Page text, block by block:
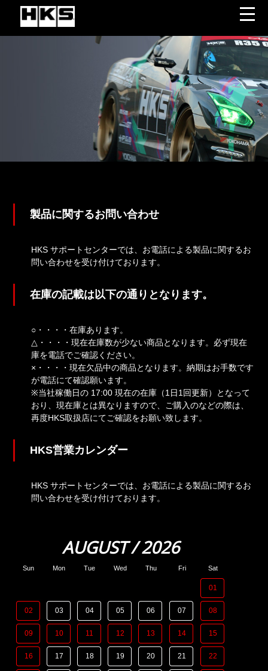
製品に関するお問い合わせ
HKS サポートセンターでは、お電話による製品に関するお
問い合わせを受け付けております。
在庫の記載は以下の通りとなります。
○・・・・在庫あります。
△・・・・現在在庫数が少ない商品となります。必ず現在
庫を電話でご確認ください。
×・・・・現在欠品中の商品となります。納期はお手数です
が電話にて確認願います。
※当社稼働日の 17:00 現在の在庫（1日1回更新）となって
おり、現在庫とは異なりますので、ご購入のなどの際は、
再度HKS取扱店にてご確認をお願い致します。
HKS営業カレンダー
HKS サポートセンターでは、お電話による製品に関するお
問い合わせを受け付けております。
AUGUST / 2026
Sun Mon Tue Wed Thu Fri Sat
01
02 03 04 05 06 07 08
09 10 11 12 13 14 15
16 17 18 19 20 21 22